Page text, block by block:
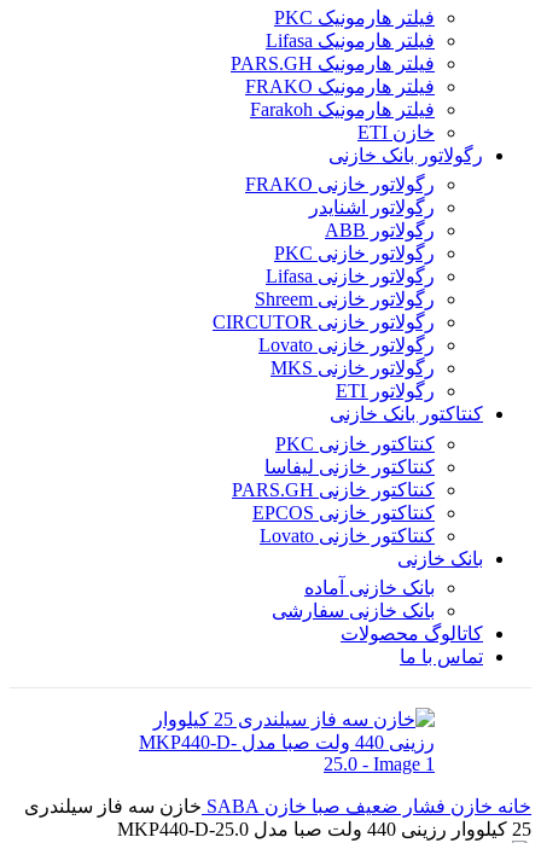
فیلتر هارمونیک PKC
فیلتر هارمونیک Lifasa
فیلتر هارمونیک PARS.GH
فیلتر هارمونیک FRAKO
فیلتر هارمونیک Farakoh
خازن ETI
رگولاتور بانک خازنی
رگولاتور خازنی FRAKO
رگولاتور اشنایدر
رگولاتور ABB
رگولاتور خازنی PKC
رگولاتور خازنی Lifasa
رگولاتور خازنی Shreem
رگولاتور خازنی CIRCUTOR
رگولاتور خازنی Lovato
رگولاتور خازنی MKS
رگولاتور ETI
کنتاکتور بانک خازنی
کنتاکتور خازنی PKC
کنتاکتور خازنی لیفاسا
کنتاکتور خازنی PARS.GH
کنتاکتور خازنی EPCOS
کنتاکتور خازنی Lovato
بانک خازنی
بانک خازنی آماده
بانک خازنی سفارشی
کاتالوگ محصولات
تماس با ما
خانه خازن فشار ضعیف صبا خازن SABA
خازن سه فاز سیلندری
25 کیلووار رزینی 440 ولت صبا مدل MKP440-D-25.0